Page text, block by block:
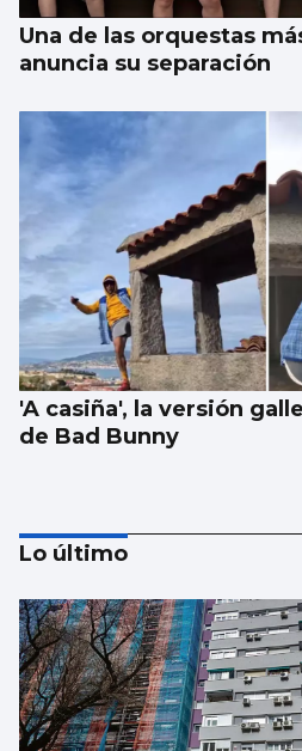
Una de las orquestas
anuncia su separación
'A casiña', la versión
de Bad Bunny
Lo último